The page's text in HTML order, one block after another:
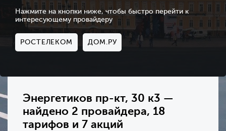
Нажмите на кнопки ниже, чтобы быстро перейти к
интересующему провайдеру
РОСТЕЛЕКОМ ДОМ.РУ
Энергетиков пр-кт, 30 к3 —
найдено 2 провайдера, 18
тарифов и 7 акций